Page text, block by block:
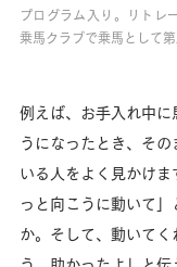
プログラム入り。リトレ
乗馬クラブで乗馬として
例えば、お手入れ中に
うになったとき、そ
いる人をよく見かけま
っと向こうに動いて
か。そして、動いてく